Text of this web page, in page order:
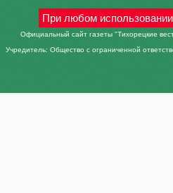
При любом
Официальный сайт газеты "Тихорецкие
Учредитель: Общество с ограниченной